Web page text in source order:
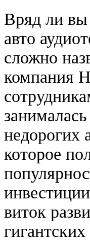
Вряд ли вы
авто
сложно
компания
недорогих
которое
виток